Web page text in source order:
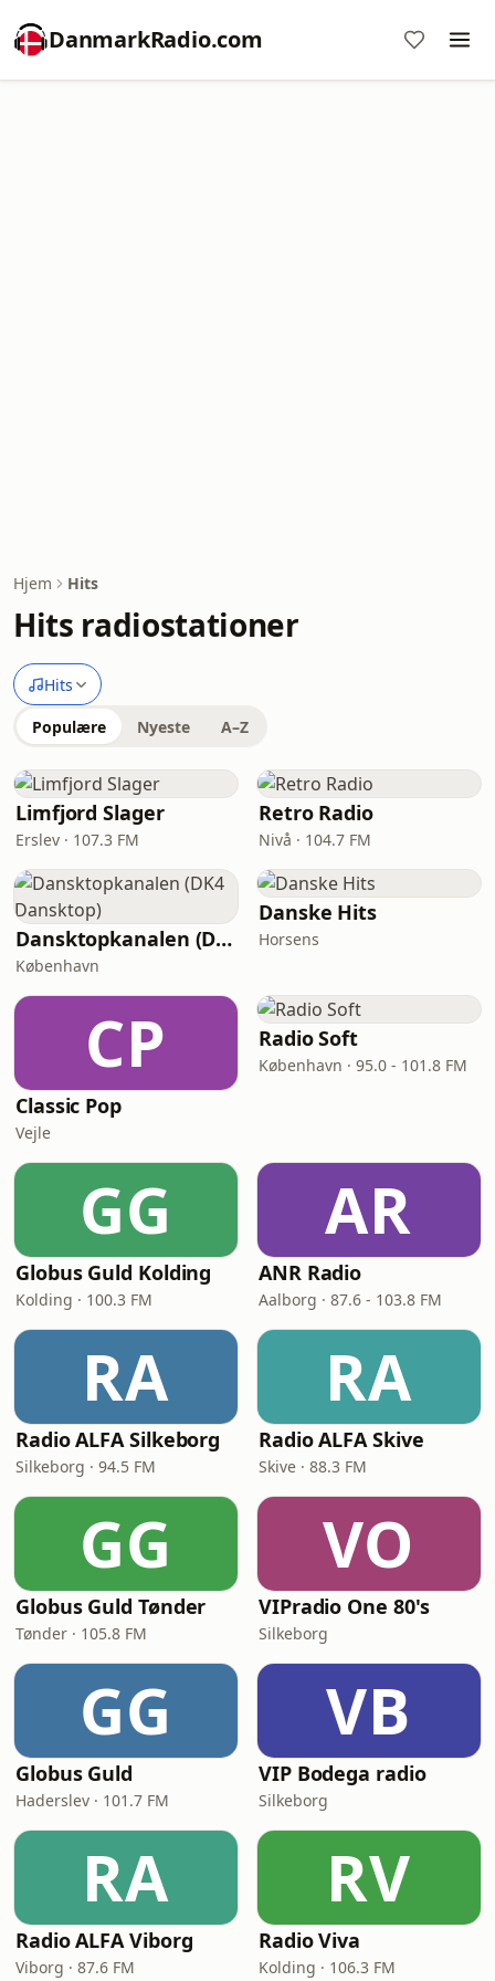
DanmarkRadio.com
Hjem Hits
Hits radiostationer
Hits
Populære Nyeste A–Z
Limfjord Slager
Erslev · 107.3 FM
Retro Radio
Nivå · 104.7 FM
Dansktopkanalen (DK4 Dansktop)
København
Danske Hits
Horsens
CP
Classic Pop
Vejle
Radio Soft
København · 95.0 - 101.8 FM
GG
Globus Guld Kolding
Kolding · 100.3 FM
AR
ANR Radio
Aalborg · 87.6 - 103.8 FM
RA
Radio ALFA Silkeborg
Silkeborg · 94.5 FM
RA
Radio ALFA Skive
Skive · 88.3 FM
GG
Globus Guld Tønder
Tønder · 105.8 FM
VO
VIPradio One 80's
Silkeborg
GG
Globus Guld
Haderslev · 101.7 FM
VB
VIP Bodega radio
Silkeborg
RA
Radio ALFA Viborg
Viborg · 87.6 FM
RV
Radio Viva
Kolding · 106.3 FM